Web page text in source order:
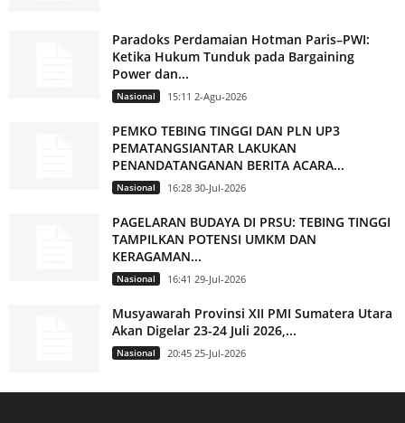
Paradoks Perdamaian Hotman Paris–PWI:
Ketika Hukum Tunduk pada Bargaining
Power dan...
Nasional 15:11 2-Agu-2026
PEMKO TEBING TINGGI DAN PLN UP3
PEMATANGSIANTAR LAKUKAN
PENANDATANGANAN BERITA ACARA...
Nasional 16:28 30-Jul-2026
PAGELARAN BUDAYA DI PRSU: TEBING TINGGI
TAMPILKAN POTENSI UMKM DAN
KERAGAMAN...
Nasional 16:41 29-Jul-2026
Musyawarah Provinsi XII PMI Sumatera Utara
Akan Digelar 23-24 Juli 2026,...
Nasional 20:45 25-Jul-2026